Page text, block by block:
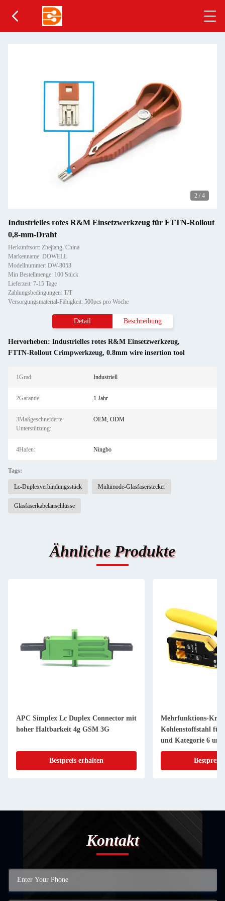
2 / 4
Industrielles rotes R&M Einsetzwerkzeug für FTTN-Rollout
0,8-mm-Draht
Herkunftsort: Zhejiang, China
Markenname: DOWELL
Modellnummer: DW-8053
Min Bestellmenge: 100 Stück
Lieferzeit: 7-15 Tage
Zahlungsbedingungen: T/T
Versorgungsmaterial-Fähigkeit: 500pcs pro Woche
Detail Beschreibung
Hervorheben: Industrielles rotes R&M Einsetzwerkzeug,
FTTN-Rollout Crimpwerkzeug, 0.8mm wire insertion tool
1Grad: Industriell
2Garantie: 1 Jahr
3Maßgeschneiderte
Unterstützung:
OEM, ODM
4Hafen: Ningbo
Tags:
Lc-Duplexverbindungsstück Multimode-Glasfaserstecker
Glasfaserkabelanschlüsse
Ähnliche Produkte
APC Simplex Lc Duplex Connector mit
hoher Haltbarkeit 4g GSM 3G
Bestpreis erhalten
Mehrfunktions-
Kohlenstoffstahl für
und Kategorie 6
Netzwerkkabel mit
AnschlüssenBestpreis
Kontakt